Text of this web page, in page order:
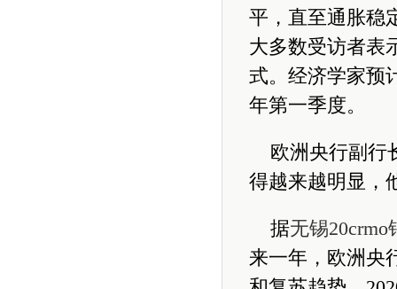
平，直至通胀稳
大多数受访者表
式。经济学家预
年第一季度。
欧洲央行副行
得越来越明显，
据无锡20crmo
来一年，欧洲央